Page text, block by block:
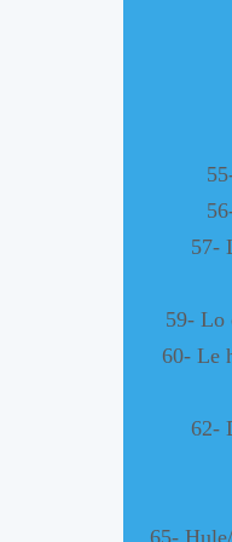
57-
59- Lo
60- Le
62-
65-